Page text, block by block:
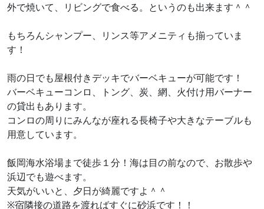
外で焼いて、リビングで食べる。というのも出来ます＾＾
もちろんシャンプー、リンス等アメニティも揃っていま
す！
雨の日でも屋根付きデッキでバーベキューが可能です！
バーベキューコンロ、トング、炭、網、火付け用バーナー
の貸出もあります。
コンロの周りにみんなが座れる長椅子や大きなテーブルも
用意しています。
飯岡海水浴場まで徒歩１分！海は目の前なので、お散歩や
浜辺でも遊べます。
天気がいいと、夕日が綺麗ですよ＾＾
※宿隣接の道路を渡ればすぐに砂浜です！！